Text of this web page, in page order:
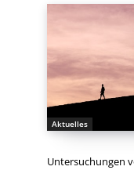
Aktuelles
Untersuchungen